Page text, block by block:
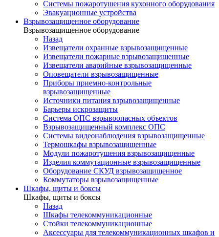
Системы пожаротушения кухонного оборудования
Эвакуационные устройства
Взрывозащищенное оборудование
Взрывозащищенное оборудование
Назад
Извещатели охранные взрывозащищенные
Извещатели пожарные взрывозащищенные
Извещатели аварийные взрывозащищенные
Оповещатели взрывозащищенные
Приборы приемно-контрольные
взрывозащищенные
Источники питания взрывозащищенные
Барьеры искрозащиты
Система ОПС взрывоопасных объектов
Взрывозащищенный комплекс ОПС
Системы видеонаблюдения взрывозащищенные
Термошкафы взрывозащищенные
Модули пожаротушения взрывозащищенные
Изделия коммутационные взрывозащищенные
Оборудование СКУД взрывозащищенное
Коммутаторы взрывозащищенные
Шкафы, щиты и боксы
Шкафы, щиты и боксы
Назад
Шкафы телекоммуникационные
Стойки телекоммуникационные
Аксессуары для телекоммуникационных шкафов и